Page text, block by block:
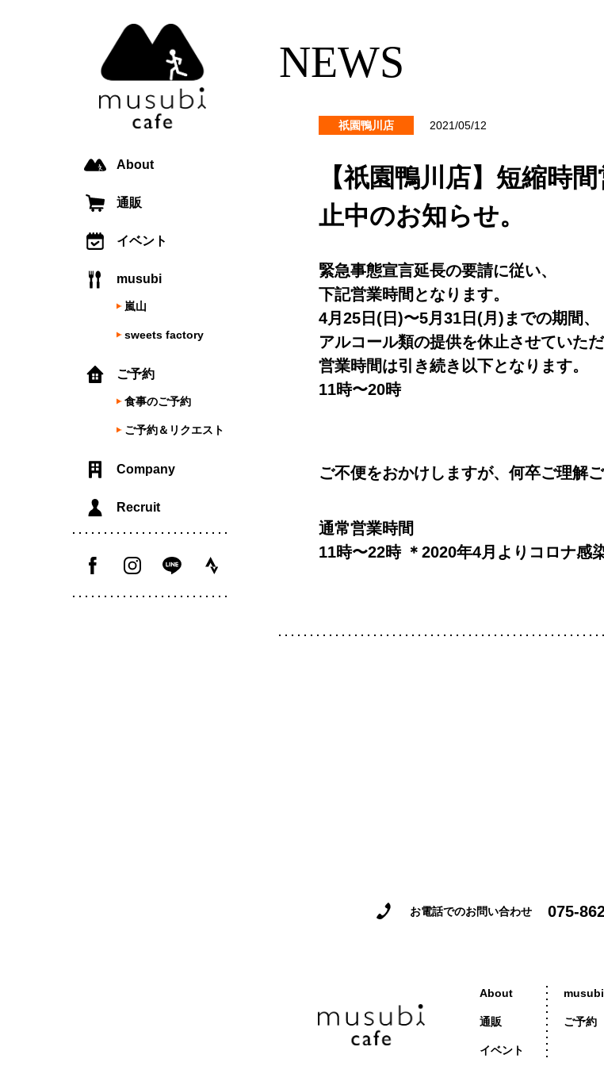
About
通販
イベント
musubi
嵐山
sweets factory
ご予約
食事のご予約
ご予約＆リクエスト
Company
Recruit
NEWS
祇園鴨川店 2021/05/12
【祇園鴨川店】短縮時
止中のお知らせ。
緊急事態宣言延長の要請に従い、
下記営業時間となります。
4月25日(日)〜5月31日(月)までの期間、
アルコール類の提供を休止させていただ
営業時間は引き続き以下となります。
11時〜20時
ご不便をおかけしますが、何卒ご理解
通常営業時間
11時〜22時 ＊2020年4月よりコロナ感
お電話でのお問い合わせ 075-
About
通販
イベント
musubi
ご予約